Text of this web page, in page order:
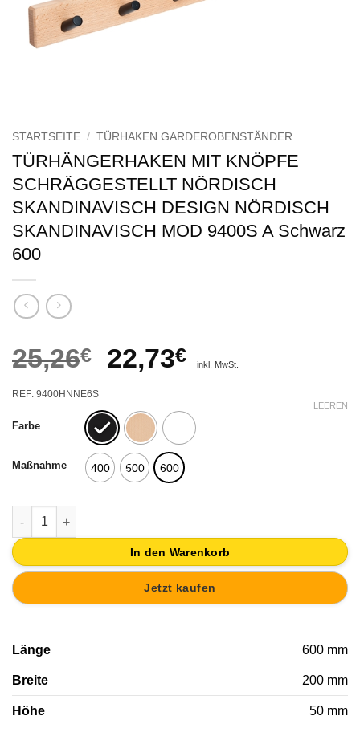
STARTSEITE / TÜRHAKEN GARDEROBENSTÄNDER
TÜRHÄNGERHAKEN MIT KNÖPFE
SCHRÄGGESTELLT NÖRDISCH
SKANDINAVISCH DESIGN NÖRDISCH
SKANDINAVISCH MOD 9400S A Schwarz
600
25,26€
Ursprünglicher
war:
25,26€
22,73€Aktueller
ist:
22,73€.
inkl. MwSt.
REF: 9400HNNE6S
Farbe
Maßnahme 400 500 600
LEEREN
TÜRHÄNGERHAKEN MIT KNÖPFE SCHRÄGGESTELLT
In den Warenkorb
Jetzt kaufen
Länge 600 mm
Breite 200 mm
Höhe 50 mm